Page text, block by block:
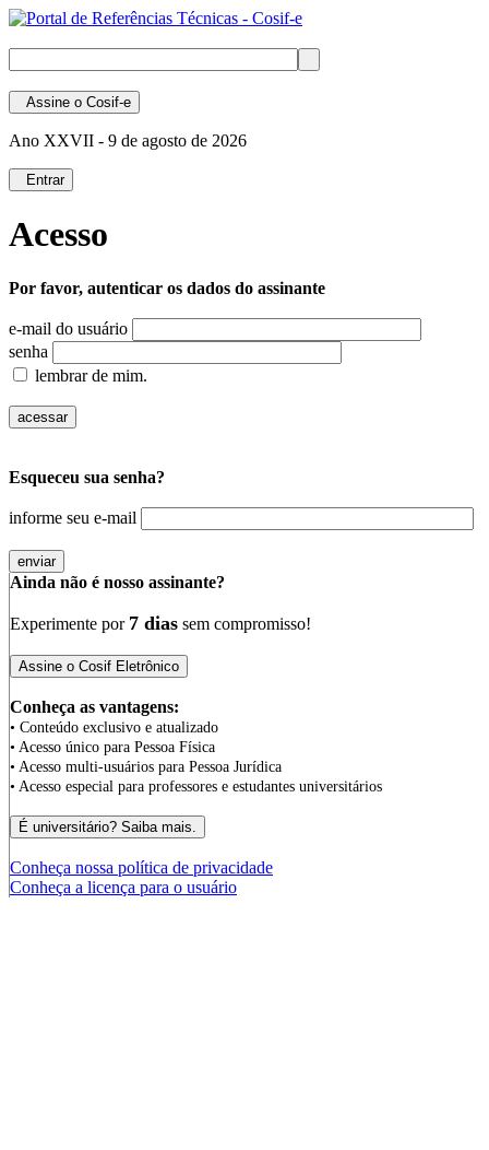
Assine o Cosif-e
Ano XXVII - 9 de agosto de 2026
Entrar
Acesso
Por favor, autenticar os dados do assinante
e-mail do usuário
senha
lembrar de mim.
Esqueceu sua senha?
informe seu e-mail
Ainda não é nosso assinante?
Experimente por 7 dias sem compromisso!
Conheça as vantagens:
• Conteúdo exclusivo e atualizado
• Acesso único para Pessoa Física
• Acesso multi-usuários para Pessoa Jurídica
• Acesso especial para professores e estudantes universitários
Conheça nossa política de privacidade
Conheça a licença para o usuário